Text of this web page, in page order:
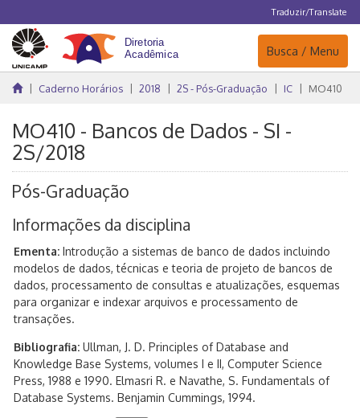
Traduzir/Translate
Navegação
Busca / Menu
Caderno Horários 2018 2S - Pós-Graduação IC MO410
MO410 - Bancos de Dados - SI -
2S/2018
Pós-Graduação
Informações da disciplina
Ementa: Introdução a sistemas de banco de dados incluindo
modelos de dados, técnicas e teoria de projeto de bancos de
dados, processamento de consultas e atualizações, esquemas
para organizar e indexar arquivos e processamento de
transações.
Bibliografia: Ullman, J. D. Principles of Database and
Knowledge Base Systems, volumes I e II, Computer Science
Press, 1988 e 1990. Elmasri R. e Navathe, S. Fundamentals of
Database Systems. Benjamin Cummings, 1994.